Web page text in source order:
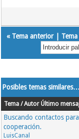
« Tema anterior|
Posibles temas similares…
Tema / Autor Último
Buscando contactos
cooperación.
LuisCanal